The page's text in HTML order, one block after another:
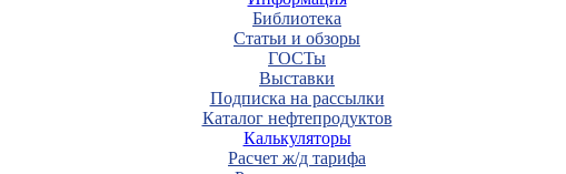
Библиотека
Статьи и обзоры
ГОСТы
Выставки
Подписка на рассылки
Каталог нефтепродуктов
Калькуляторы
Расчет ж/д тарифа